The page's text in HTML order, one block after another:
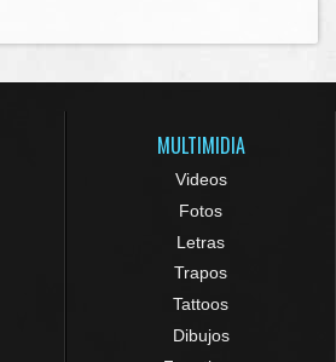
MULTIMIDIA
Videos
Fotos
Letras
Trapos
Tattoos
Dibujos